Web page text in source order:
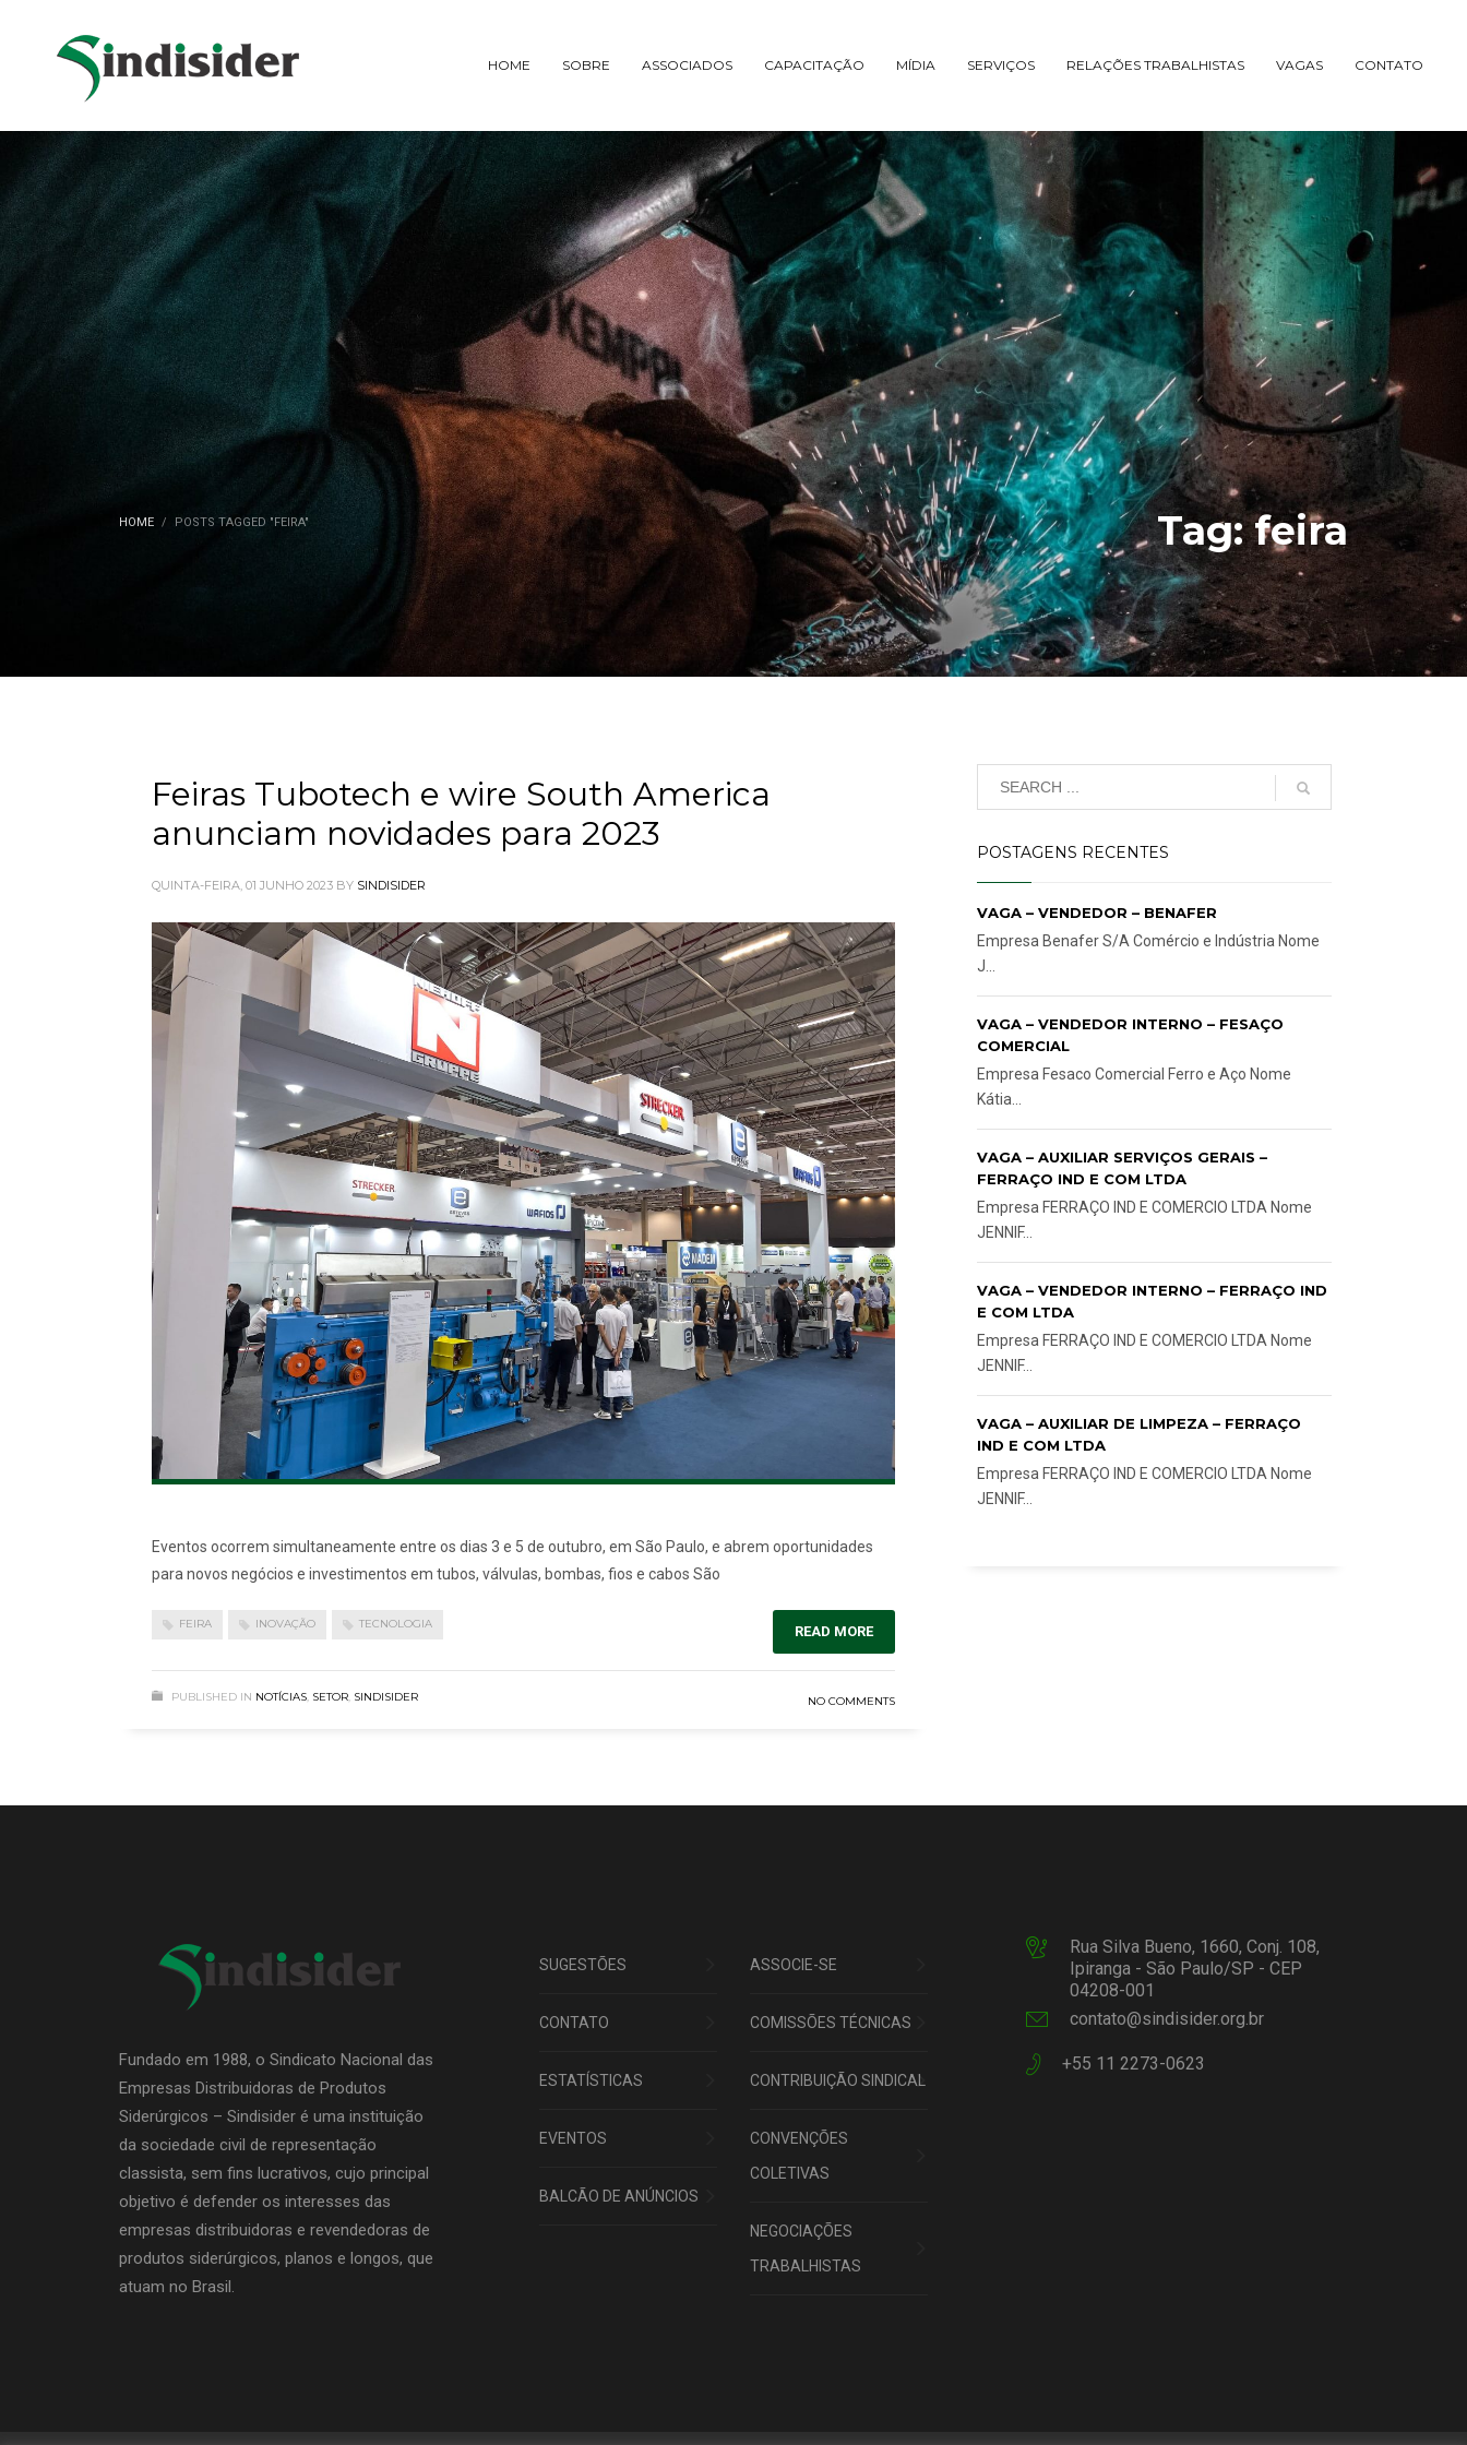
HOME SOBRE ASSOCIADOS CAPACITAÇÃO MÍDIA SERVIÇOS RELAÇÕES TRABALHISTAS VAGAS CONTATO
HOME POSTS TAGGED "FEIRA" Tag: feira
Feiras Tubotech e wire South America
anunciam novidades para 2023
QUINTA-FEIRA, 01 JUNHO 2023 BY SINDISIDER
Eventos ocorrem simultaneamente entre os dias 3 e 5 de outubro, em São Paulo, e abrem oportunidades
para novos negócios e investimentos em tubos, válvulas, bombas, fios e cabos São
FEIRA INOVAÇÃO TECNOLOGIA READ MORE
PUBLISHED IN NOTÍCIAS, SETOR, SINDISIDER NO COMMENTS
POSTAGENS RECENTES
VAGA – VENDEDOR – BENAFER
Empresa Benafer S/A Comércio e Indústria Nome
J...
VAGA – VENDEDOR INTERNO – FESAÇO
COMERCIAL
Empresa Fesaco Comercial Ferro e Aço Nome
Kátia...
VAGA – AUXILIAR SERVIÇOS GERAIS –
FERRAÇO IND E COM LTDA
Empresa FERRAÇO IND E COMERCIO LTDA Nome
JENNIF...
VAGA – VENDEDOR INTERNO – FERRAÇO IND
E COM LTDA
Empresa FERRAÇO IND E COMERCIO LTDA Nome
JENNIF...
VAGA – AUXILIAR DE LIMPEZA – FERRAÇO
IND E COM LTDA
Empresa FERRAÇO IND E COMERCIO LTDA Nome
JENNIF...
Fundado em 1988, o Sindicato Nacional das
Empresas Distribuidoras de Produtos
Siderúrgicos – Sindisider é uma instituição
da sociedade civil de representação
classista, sem fins lucrativos, cujo principal
objetivo é defender os interesses das
empresas distribuidoras e revendedoras de
produtos siderúrgicos, planos e longos, que
atuam no Brasil.
SUGESTÕES
CONTATO
ESTATÍSTICAS
EVENTOS
BALCÃO DE ANÚNCIOS
ASSOCIE-SE
COMISSÕES TÉCNICAS
CONTRIBUIÇÃO SINDICAL
CONVENÇÕES
COLETIVAS
NEGOCIAÇÕES
TRABALHISTAS
Rua Silva Bueno, 1660, Conj. 108,
Ipiranga - São Paulo/SP - CEP
04208-001
contato@sindisider.org.br
+55 11 2273-0623